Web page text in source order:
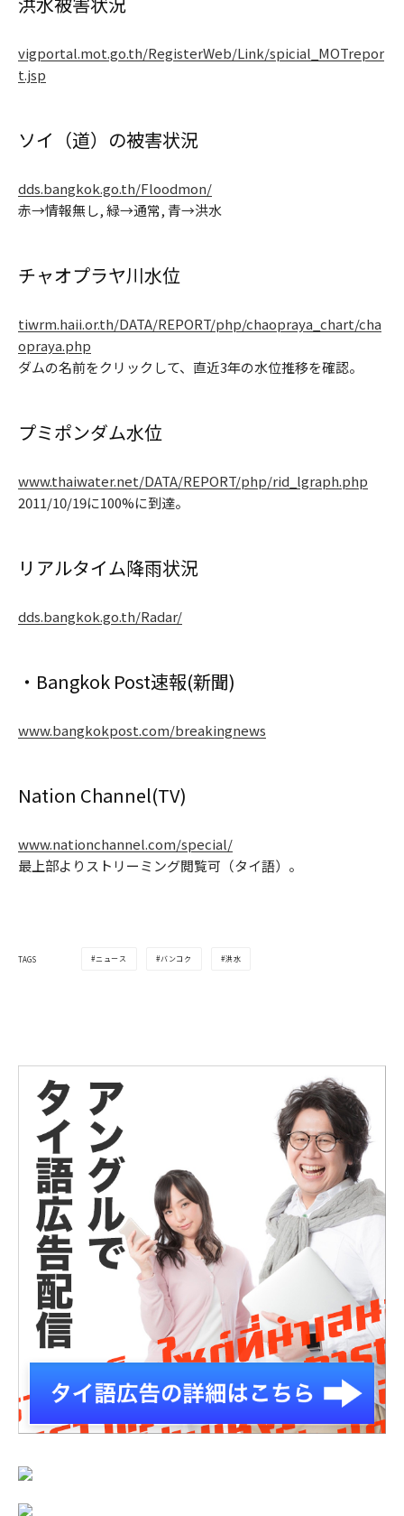
vigportal.mot.go.th/RegisterWeb/Link/spicial_MOTrepor
t.jsp
ソイ（道）の被害状況
dds.bangkok.go.th/Floodmon/
赤→情報無し, 緑→通常, 青→洪水
チャオプラヤ川水位
tiwrm.haii.or.th/DATA/REPORT/php/chaopraya_chart/cha
opraya.php
ダムの名前をクリックして、直近3年の水位推移を確認。
プミポンダム水位
www.thaiwater.net/DATA/REPORT/php/rid_lgraph.php
2011/10/19に100%に到達。
リアルタイム降雨状況
dds.bangkok.go.th/Radar/
・Bangkok Post速報(新聞)
www.bangkokpost.com/breakingnews
Nation Channel(TV)
www.nationchannel.com/special/
最上部よりストリーミング閲覧可（タイ語）。
TAGS ニュース バンコク 洪水